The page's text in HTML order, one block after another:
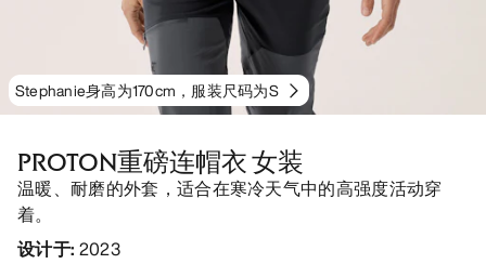
Stephanie身高为170cm，服装尺码为S
PROTON重磅连帽衣 女装
温暖、耐磨的外套，适合在寒冷天气中的高强度活动穿
着。
设计于: 2023